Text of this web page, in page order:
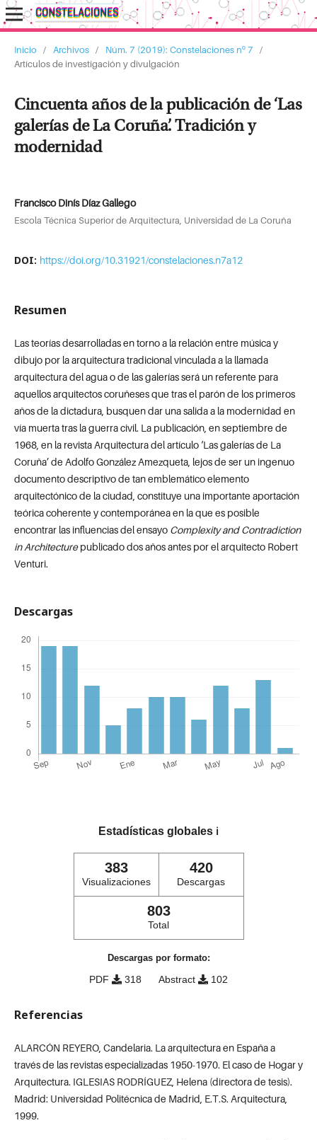
Inicio / Archivos / Núm. 7 (2019): Constelaciones nº 7
/
Artículos de investigación y divulgación
Cincuenta años de la publicación de ‘Las
galerías de La Coruña’. Tradición y
modernidad
Francisco Dinís Díaz Gallego
Escola Técnica Superior de Arquitectura, Universidad de La Coruña
DOI: https://doi.org/10.31921/constelaciones.n7a12
Resumen
Las teorías desarrolladas en torno a la relación entre música y
dibujo por la arquitectura tradicional vinculada a la llamada
arquitectura del agua o de las galerías será un referente para
aquellos arquitectos coruñeses que tras el parón de los primeros
años de la dictadura, busquen dar una salida a la modernidad en
vía muerta tras la guerra civil. La publicación, en septiembre de
1968, en la revista Arquitectura del artículo ‘Las galerías de La
Coruña’ de Adolfo González Amezqueta, lejos de ser un ingenuo
documento descriptivo de tan emblemático elemento
arquitectónico de la ciudad, constituye una importante aportación
teórica coherente y contemporánea en la que es posible
encontrar las influencias del ensayo Complexity and Contradiction
in Architecturepublicado dos años antes por el arquitecto Robert
Venturi.
Descargas
Estadísticas globales ℹ️
383
Visualizaciones
420
Descargas
803
Total
Descargas por formato:
PDF 318 Abstract 102
Referencias
ALARCÓN REYERO, Candelaria. La arquitectura en España a
través de las revistas especializadas 1950-1970. El caso de Hogar y
Arquitectura. IGLESIAS RODRÍGUEZ, Helena (directora de tesis).
Madrid: Universidad Politécnica de Madrid, E.T.S. Arquitectura,
1999.